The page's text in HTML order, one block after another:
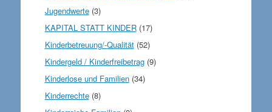
Jugendwerte(3)
KAPITAL STATT KINDER(17)
Kinderbetreuung/-Qualität(52)
Kindergeld / Kinderfreibetrag(9)
Kinderlose und Familien(34)
Kinderrechte(8)